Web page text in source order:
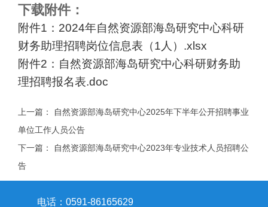
下载附件：
附件1：2024年自然资源部海岛研究中心科研
财务助理招聘岗位信息表（1人）.xlsx
附件2：自然资源部海岛研究中心科研财务助
理招聘报名表.doc
上一篇： 自然资源部海岛研究中心2025年下半年公开招聘事业
单位工作人员公告
下一篇： 自然资源部海岛研究中心2023年专业技术人员招聘公
告
电话：0591-86165629